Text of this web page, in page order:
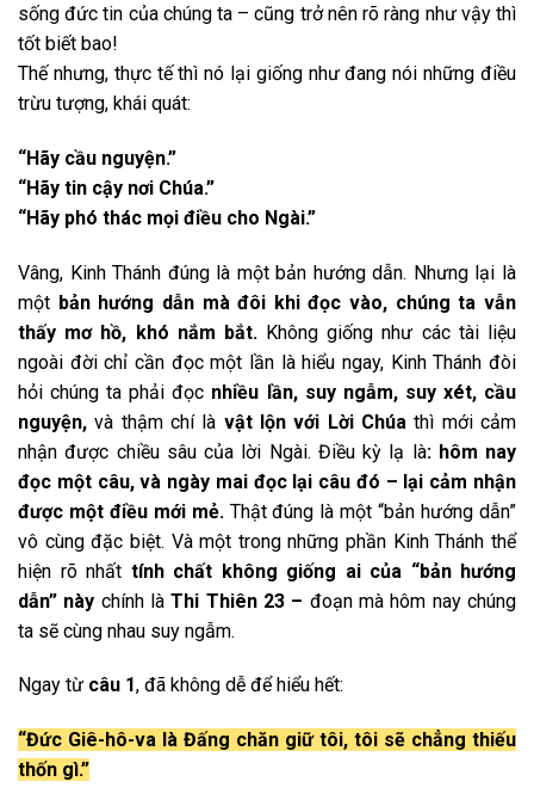
sống đức tin của chúng ta – cũng trở nên rõ ràng như vậy thì
tốt biết bao!
Thế nhưng, thực tế thì nó lại giống như đang nói những điều
trừu tượng, khái quát:
“Hãy cầu nguyện.”
“Hãy tin cậy nơi Chúa.”
“Hãy phó thác mọi điều cho Ngài.”
Vâng, Kinh Thánh đúng là một bản hướng dẫn. Nhưng lại là
một bản hướng dẫn mà đôi khi đọc vào, chúng ta vẫn
thấy mơ hồ, khó nắm bắt. Không giống như các tài liệu
ngoài đời chỉ cần đọc một lần là hiểu ngay, Kinh Thánh đòi
hỏi chúng ta phải đọc nhiều lần, suy ngẫm, suy xét, cầu
nguyện, và thậm chí là vật lộn với Lời Chúa thì mới cảm
nhận được chiều sâu của lời Ngài. Điều kỳ lạ là: hôm nay
đọc một câu, và ngày mai đọc lại câu đó – lại cảm nhận
được một điều mới mẻ. Thật đúng là một “bản hướng dẫn”
vô cùng đặc biệt. Và một trong những phần Kinh Thánh thể
hiện rõ nhất tính chất không giống ai của “bản hướng
dẫn” này chính làThi Thiên 23 – đoạn mà hôm nay chúng
ta sẽ cùng nhau suy ngẫm.
Ngay từ câu 1, đã không dễ để hiểu hết:
“Đức Giê-hô-va là Đấng chăn giữ tôi, tôi sẽ chẳng thiếu
thốn gì.”